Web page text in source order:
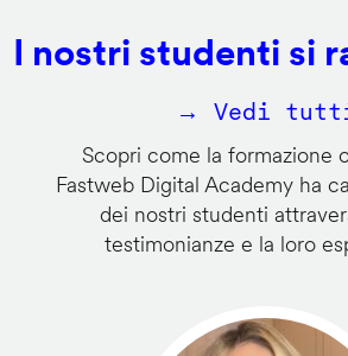
I nostri studenti si
→ Vedi
Scopri come la formazione
Fastweb Digital Academy ha
dei nostri studenti
testimonianze e la loro